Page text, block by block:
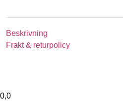
Beskrivning
Frakt & returpolicy
0,0